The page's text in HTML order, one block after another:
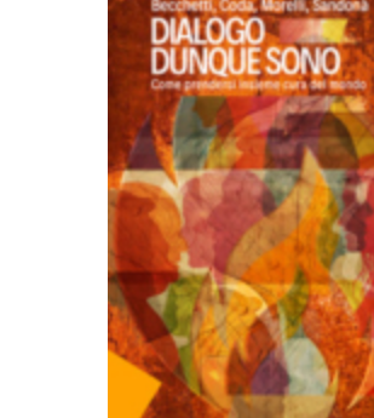
AGGIUNGI AL CARRELLO